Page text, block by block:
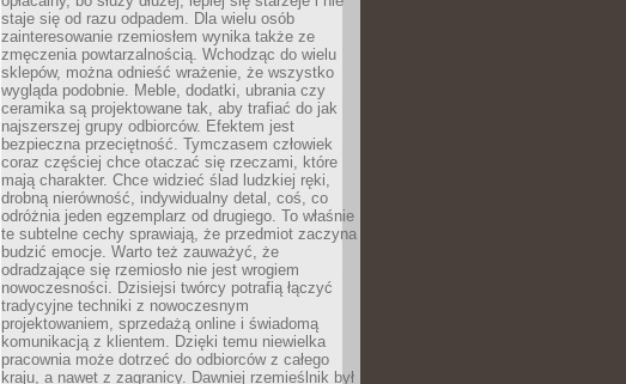
staje się od razu odpadem. Dla wielu osób
zainteresowanie rzemiosłem wynika także ze
zmęczenia powtarzalnością. Wchodząc do wielu
sklepów, można odnieść wrażenie, że wszystko
wygląda podobnie. Meble, dodatki, ubrania czy
ceramika są projektowane tak, aby trafiać do jak
najszerszej grupy odbiorców. Efektem jest
bezpieczna przeciętność. Tymczasem człowiek
coraz częściej chce otaczać się rzeczami, które
mają charakter. Chce widzieć ślad ludzkiej ręki,
drobną nierówność, indywidualny detal, coś, co
odróżnia jeden egzemplarz od drugiego. To właśnie
te subtelne cechy sprawiają, że przedmiot zaczyna
budzić emocje. Warto też zauważyć, że
odradzające się rzemiosło nie jest wrogiem
nowoczesności. Dzisiejsi twórcy potrafią łączyć
tradycyjne techniki z nowoczesnym
projektowaniem, sprzedażą online i świadomą
komunikacją z klientem. Dzięki temu niewielka
pracownia może dotrzeć do odbiorców z całego
kraju, a nawet z zagranicy. Dawniej rzemieślnik był